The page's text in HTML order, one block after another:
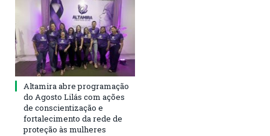
Altamira abre programação
do Agosto Lilás com ações
de conscientização e
fortalecimento da rede de
proteção às mulheres